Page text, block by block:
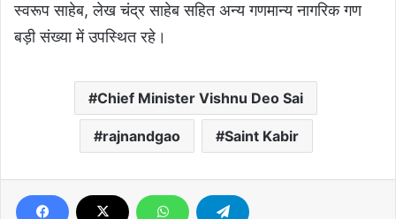
स्वरूप साहेब, लेख चंद्र साहेब सहित अन्य गणमान्य नागरिक गण
बड़ी संख्या में उपस्थित रहे।
Chief Minister Vishnu Deo Sai
rajnandgao Saint Kabir